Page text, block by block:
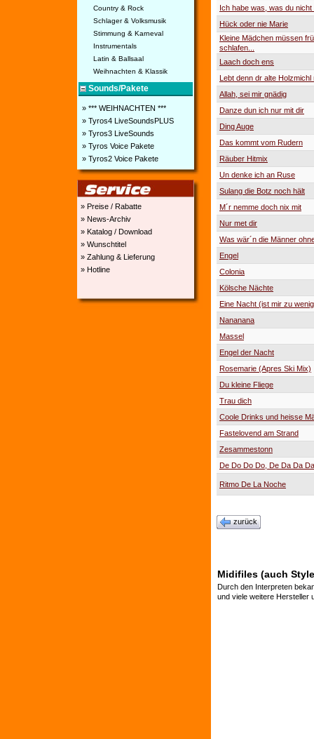
Country & Rock
Schlager & Volksmusik
Stimmung & Karneval
Instrumentals
Latin & Ballsaal
Weihnachten & Klassik
Sounds/Pakete
» *** WEIHNACHTEN ***
» Tyros4 LiveSoundsPLUS
» Tyros3 LiveSounds
» Tyros Voice Pakete
» Tyros2 Voice Pakete
» Preise / Rabatte
» News-Archiv
» Katalog / Download
» Wunschtitel
» Zahlung & Lieferung
» Hotline
Ich habe was, was du nicht
Hück oder nie Marie
Kleine Mädchen müssen
schlafen...
Laach doch ens
Lebt denn dr alte Holzmichl
Allah, sei mir gnädig
Danze dun ich nur mit dir
Ding Auge
Das kommt vom Rudern
Räuber Hitmix
Un denke ich an Ruse
Sulang die Botz noch hält
M´r nemme doch nix mit
Nur met dir
Was wär´n die Männer
Engel
Colonia
Kölsche Nächte
Eine Nacht (ist mir zu
Nananana
Massel
Engel der Nacht
Rosemarie (Apres Ski Mix)
Du kleine Fliege
Trau dich
Coole Drinks und heisse
Fastelovend am Strand
Zesammestonn
De Do Do Do, De Da Da Da
Ritmo De La Noche
zurück
Midifiles (auch
Durch den Interpreten
und viele weitere Hersteller